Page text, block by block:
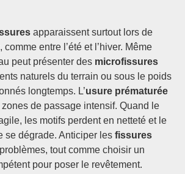
apparaissent surtout lors de
entre l’été et l’hiver. Même
peut présenter des microfissures
naturels du terrain ou sous le poids
longtemps. L’usure prématurée
de passage intensif. Quand le
les motifs perdent en netteté et le
se dégrade. Anticiper les fissures
tout comme choisir un
pour poser le revêtement.